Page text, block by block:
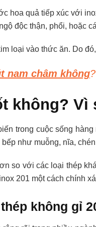
hoa quả tiếp xúc với
độc thận, phổi, hoặc
loại vào thức ăn. Do
nam châm không?
không?
trong cuộc sống
như muỗng, nĩa,
so với các loại thép
201 một cách chính
không gỉ